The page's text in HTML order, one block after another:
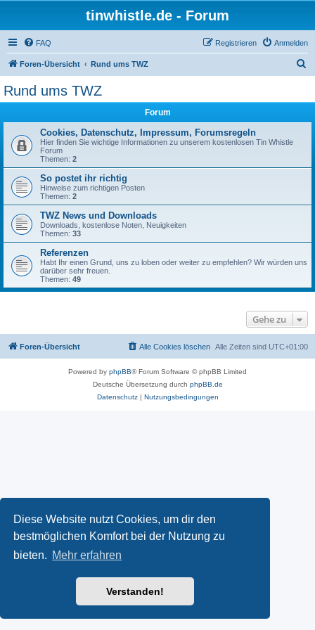
Diese Website nutzt Cookies, um dir den
bestmöglichen Komfort bei der Nutzung zu
bieten. Mehr erfahren
Verstanden!
tinwhistle.de - Forum
FAQ Anmelden
Registrieren
Foren-Übersicht Rund ums TWZ
Rund ums TWZ
Forum
Cookies, Datenschutz, Impressum, Forumsregeln
Hier finden Sie wichtige Informationen zu unserem kostenlosen Tin Whistle
Forum
Themen: 2
So postet ihr richtig
Hinweise zum richtigen Posten
Themen: 2
TWZ News und Downloads
Downloads, kostenlose Noten, Neuigkeiten
Themen: 33
Referenzen
Habt Ihr einen Grund, uns zu loben oder weiter zu empfehlen? Wir würden uns
darüber sehr freuen.
Themen: 49
Gehe zu
Foren-Übersicht Alle Zeiten sind UTC+01:00
Alle Cookies löschen
Powered by phpBB® Forum Software © phpBB Limited
Deutsche Übersetzung durch phpBB.de
Datenschutz| Nutzungsbedingungen